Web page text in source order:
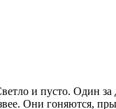
и пусто. Один
Они гоняются,